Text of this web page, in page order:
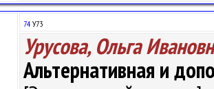
74 У73
Урусова, Ольга
Альтернативная и